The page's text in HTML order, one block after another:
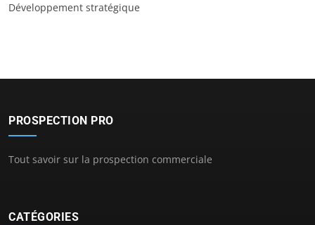
Développement stratégique
PROSPECTION PRO
Tout savoir sur la prospection commerciale
CATÉGORIES